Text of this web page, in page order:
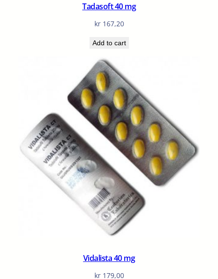
Tadasoft 40 mg
kr167,20
Add to cart
Vidalista 40 mg
kr179,00